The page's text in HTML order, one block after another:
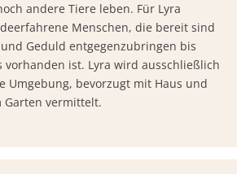
andere Tiere leben. Für Lyra
Menschen, die bereit sind
Geduld entgegenzubringen bis
vorhanden ist. Lyra wird ausschließlich
Umgebung, bevorzugt mit Haus und
Garten vermittelt.